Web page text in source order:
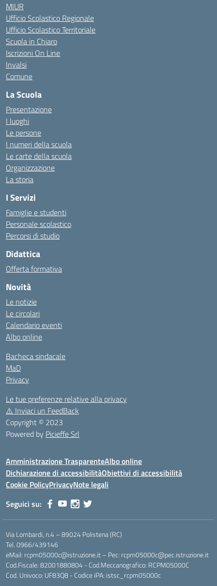
MIUR
Ufficio Scolastico Regionale
Ufficio Scolastico Territoriale
Scuola in Chiaro
Iscrizioni On Line
Invalsi
Comune
La Scuola
Presentazione
I luoghi
Le persone
I numeri della scuola
Le carte della scuola
Organizzazione
La storia
I Servizi
Famiglie e studenti
Personale scolastico
Percorsi di studio
Didattica
Offerta formativa
Novità
Le notizie
Le circolari
Calendario eventi
Albo online
Bacheca sindacale
MaD
Privacy
Le tue preferenze relative alla privacy
⚠️ Inviaci un FeedBack
Copyright © 2023
Powered by Picieffe Srl
Amministrazione TrasparenteAlbo online
Dichiarazione di accessibilitàObiettivi di accessibilità
Cookie PolicyPrivacyNote legali
Seguici su:
Via Lombardi, n.4 – 89024 Polistena (RC)
Tel. 0966/439146
eMail: rcpm05000c@istruzione.it – Pec: rcpm05000c@pec.istruzione.it
Cod.Fiscale: 82001880804 - Cod.Meccanografico: RCPM05000C
Cod. Univoco: UF83Q8 - Codice iPA: istsc_rcpm05000c